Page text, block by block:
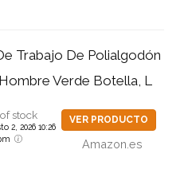
Trabajo De Polialgodón
Verde Botella, L
stock
2, 2026 10:26
VER PRODUCTO
Amazon.es